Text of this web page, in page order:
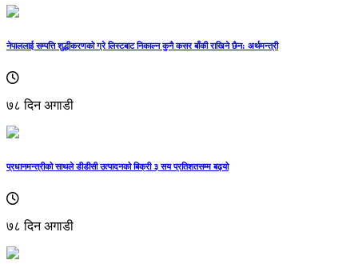
नेपाललाई सम्पत्ति शुद्धीकरणको ग्रे लिस्टबाट निकाल्न कुनै कसर बाँकी राखिने छैन: अर्थमन्त्री
७८ दिन अगाडी
प्रधानमन्त्रीको साथले डीडीसी उत्पादनको बिक्री ३ सय प्रतिशतसम्म बढ्यो
७८ दिन अगाडी